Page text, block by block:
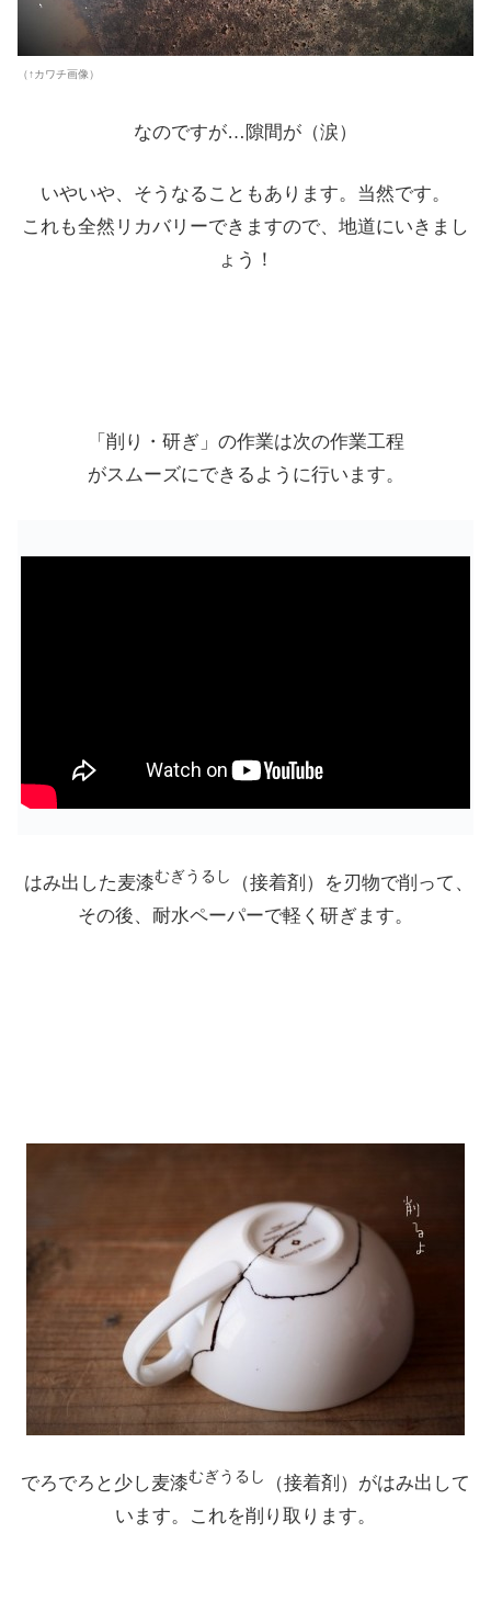
（↑カワチ画像）
なのですが…隙間が（涙）
いやいや、そうなることもあります。当然です。
これも全然リカバリーできますので、地道にいきまし
ょう！
「削り・研ぎ」の作業は次の作業工程
がスムーズにできるように行います。
はみ出した麦漆むぎうるし
（接着剤）を刃物で削って、
その後、耐水ペーパーで軽く研ぎます。
でろでろと少し麦漆むぎうるし
（接着剤）がはみ出して
います。これを削り取ります。